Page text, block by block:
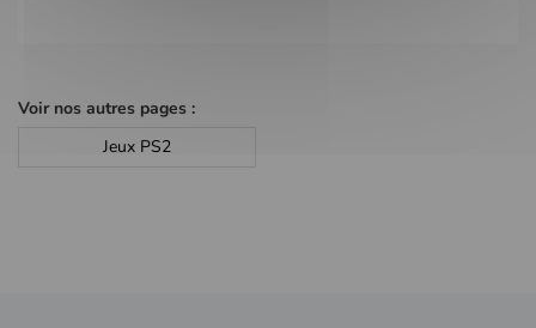
Voir nos autres pages :
Jeux PS2